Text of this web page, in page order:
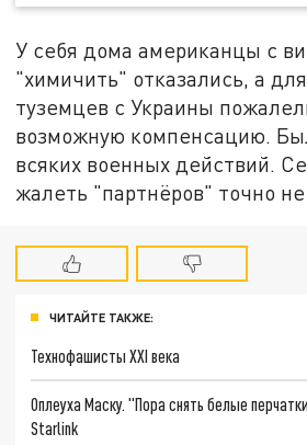
У себя дома американцы с
"химичить" отказались, а
туземцев с Украины
возможную компенсацию.
всяких военных действий.
жалеть "партнёров" точно не
ЧИТАЙТЕ ТАКЖЕ:
Технофашисты XXI века
Оплеуха Маску. "Пора снять белые
Starlink